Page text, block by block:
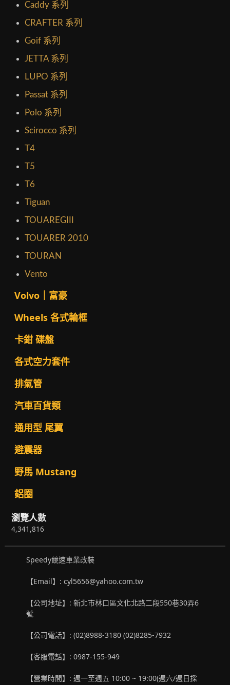
Caddy 系列
CRAFTER 系列
Goif 系列
JETTA 系列
LUPO 系列
Passat 系列
Polo 系列
Scirocco 系列
T4
T5
T6
Tiguan
TOUAREGIII
TOUARER 2010
TOURAN
Vento
Volvo｜富豪
Wheels 各式輪框
卡鉗 碟盤
各式空力套件
排氣管
汽車百貨類
通用型 尾翼
避震器
野馬 Mustang
鋁圈
瀏覽人數
4,341,816
Speedy競速車業改裝
【Email】: cyl5656@yahoo.com.tw
【公司地址】: 新北市林口區文化北路二段550巷30弄6
號
【公司電話】: (02)8988-3180 (02)8285-7932
【客服電話】: 0987-155-949
【營業時間】: 週一至週五 10:00 ~ 19:00(週六/週日採